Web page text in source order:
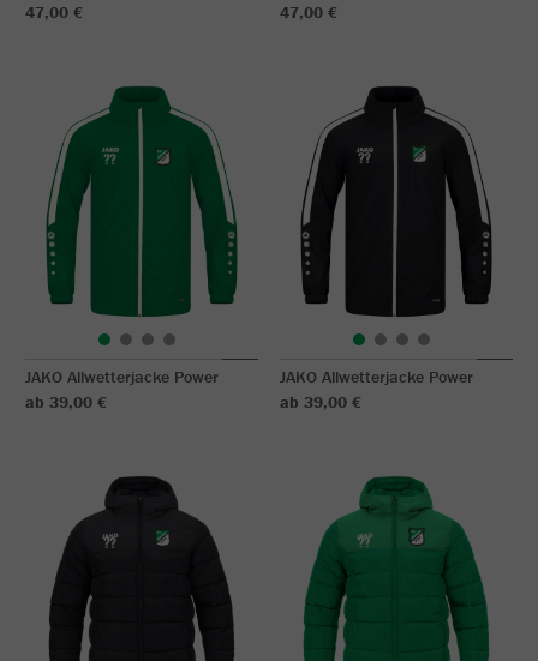
47,00 €
47,00 €
JAKO Allwetterjacke Power
ab 39,00 €
JAKO Allwetterjacke Power
ab 39,00 €